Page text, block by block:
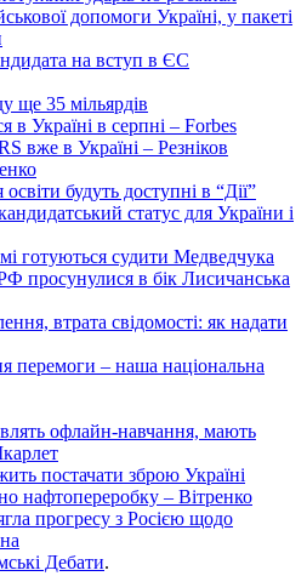
допомоги Україні, у пакеті
на вступ в ЄС
ще 35 мільярдів
в Україні в серпні – Forbes
вже в Україні – Резніков
будуть доступні в “Дії”
статус для України і
готуються судити Медведчука
просунулися в бік Лисичанська
втрата свідомості: як надати
– наша національна
офлайн-навчання, мають
постачати зброю Україні
нафтопереробку – Вітренко
прогресу з Росією щодо
Дебати.